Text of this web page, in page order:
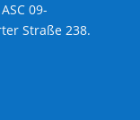
09-
Straße 238.